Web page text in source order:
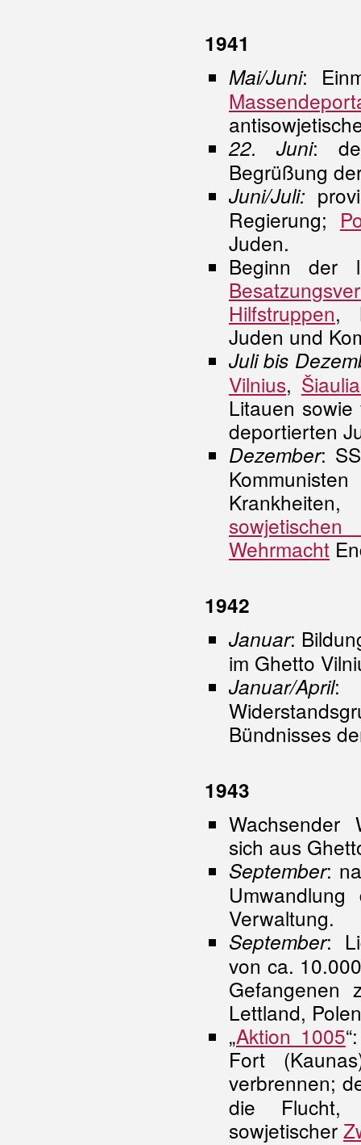
1941
Mai/Juni:
22. Juni:
Begrüßung
Juni/Juli:
Regierung;
Juden.
Beginn der
Hilfstruppen,
Juden und
Juli bis
Vilnius,
Litauen
deportierten
Dezember:
sowjetischen
Wehrmacht
1942
Januar:
im Ghetto
Januar/April:
Bündnisses
1943
Wachsender
sich aus
September:
Verwaltung.
September:
von ca.
Gefangenen
Lettland,
„Aktion 1005
Fort
verbrennen;
die Flucht,
sowjetischer